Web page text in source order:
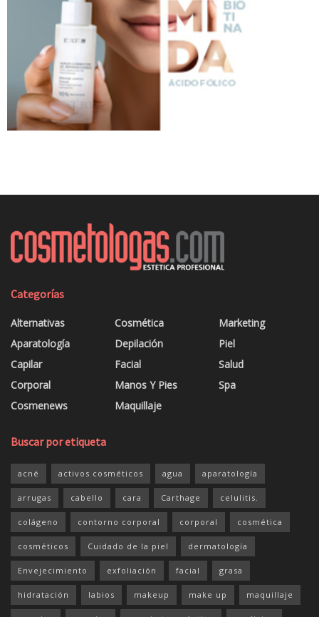
Categorías
Alternativas
Aparatología
Capilar
Corporal
Cosmenews
Cosmética
Depilación
Facial
Manos Y Pies
Maquillaje
Marketing
Piel
Salud
Spa
Buscar por etiqueta
acné activos cosméticos agua aparatología
arrugas cabello cara Carthage celulitis.
colágeno contorno corporal corporal cosmética
cosméticos Cuidado de la piel dermatología
Envejecimiento exfoliación facial grasa
hidratación labios makeup make up maquillaje